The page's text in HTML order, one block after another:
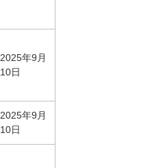
2025年9月
10日
2025年9月
10日